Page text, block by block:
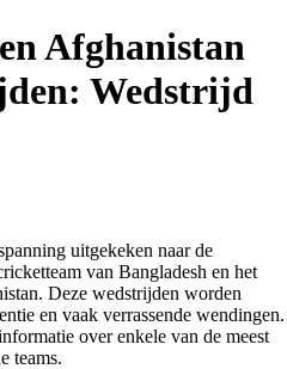
Afghanistan
Wedstrijd
uitgekeken naar de
van Bangladesh en het
Deze wedstrijden worden
en vaak verrassende wendingen.
over enkele van de meest
teams.